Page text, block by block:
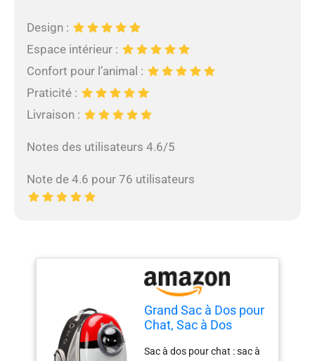
Design :
Espace intérieur :
Confort pour l’animal :
Praticité :
Livraison :
Notes des utilisateurs 4.6/5
Note de 4.6 pour 76 utilisateurs
Grand Sac à Dos pour
Chat, Sac à Dos
Devant pour Grands
Sac à dos pour chat : sac à